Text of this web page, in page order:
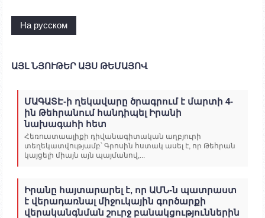
На русском
ԱՅԼ ՆՅՈՒԹԵՐ ԱՅՍ ԹԵՄԱՅՈՎ
ՄԱԳԱՏԷ-ի ղեկավարը ծրագրում է մարտի 4-
ին Թեհրանում հանդիպել Իրանի
նախագահի հետ
Հեռուստաալիքի դիվանագիտական ​​աղբյուրի
տեղեկատվությամբ՝ Գրոսին հստակ ասել է, որ Թեհրան
կայցելի միայն այն պայմանով,...
Իրանը հայտարարել է, որ ԱՄՆ-ն պատրաստ
է վերադառնալ միջուկային գործարքի
վերականգնման շուրջ բանակցություններին